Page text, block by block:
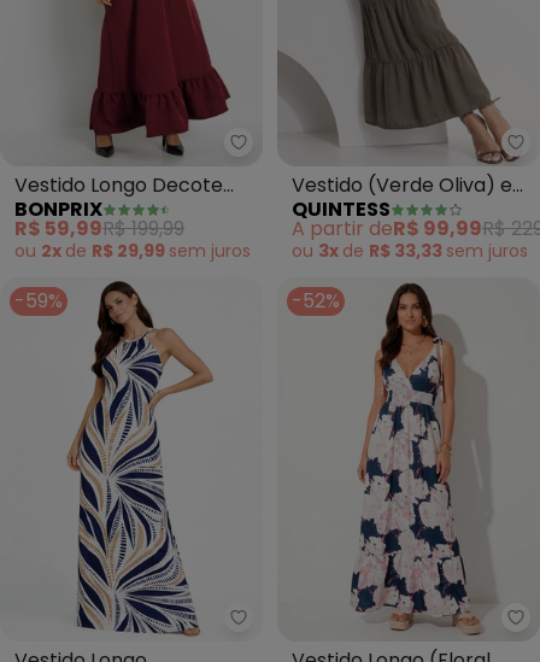
bonprix - Vestido Longo
Vestido Longo Decote
Transpassado (Rubro)
BONPRIX
R$ 59,99R$ 199,99
ou 2x de R$ 29,99 sem juros
Vestido (Verde Oliva) em
Tecido de Liocel
QUINTESS
A partir deR$ 99,99R$
ou 3x de R$ 33,33 sem juros
-59%
Infinita Cor - Vestido Longo
-52%